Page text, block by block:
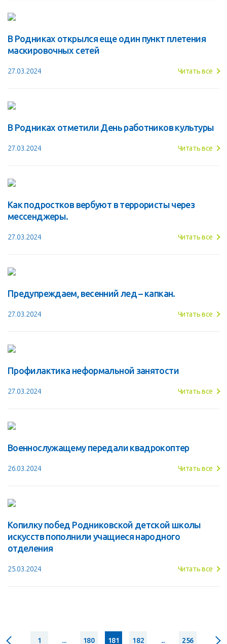
В Родниках открылся еще один пункт плетения
маскировочных сетей
27.03.2024 Читать все
В Родниках отметили День работников культуры
27.03.2024 Читать все
Как подростков вербуют в террористы через
мессенджеры.
27.03.2024 Читать все
Предупреждаем, весенний лед – капкан.
27.03.2024 Читать все
Профилактика неформальной занятости
27.03.2024 Читать все
Военнослужащему передали квадрокоптер
26.03.2024 Читать все
Копилку побед Родниковской детской школы
искусств пополнили учащиеся народного
отделения
25.03.2024 Читать все
1 ... 180 181 182 ... 256